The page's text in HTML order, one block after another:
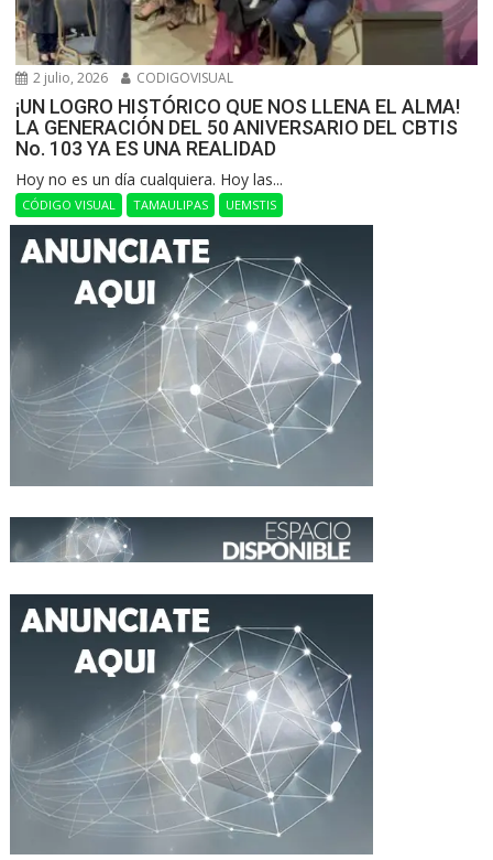
2 julio, 2026 CODIGOVISUAL
¡UN LOGRO HISTÓRICO QUE NOS LLENA EL ALMA!
LA GENERACIÓN DEL 50 ANIVERSARIO DEL CBTIS
No. 103 YA ES UNA REALIDAD
Hoy no es un día cualquiera. Hoy las...
CÓDIGO VISUAL TAMAULIPAS UEMSTIS